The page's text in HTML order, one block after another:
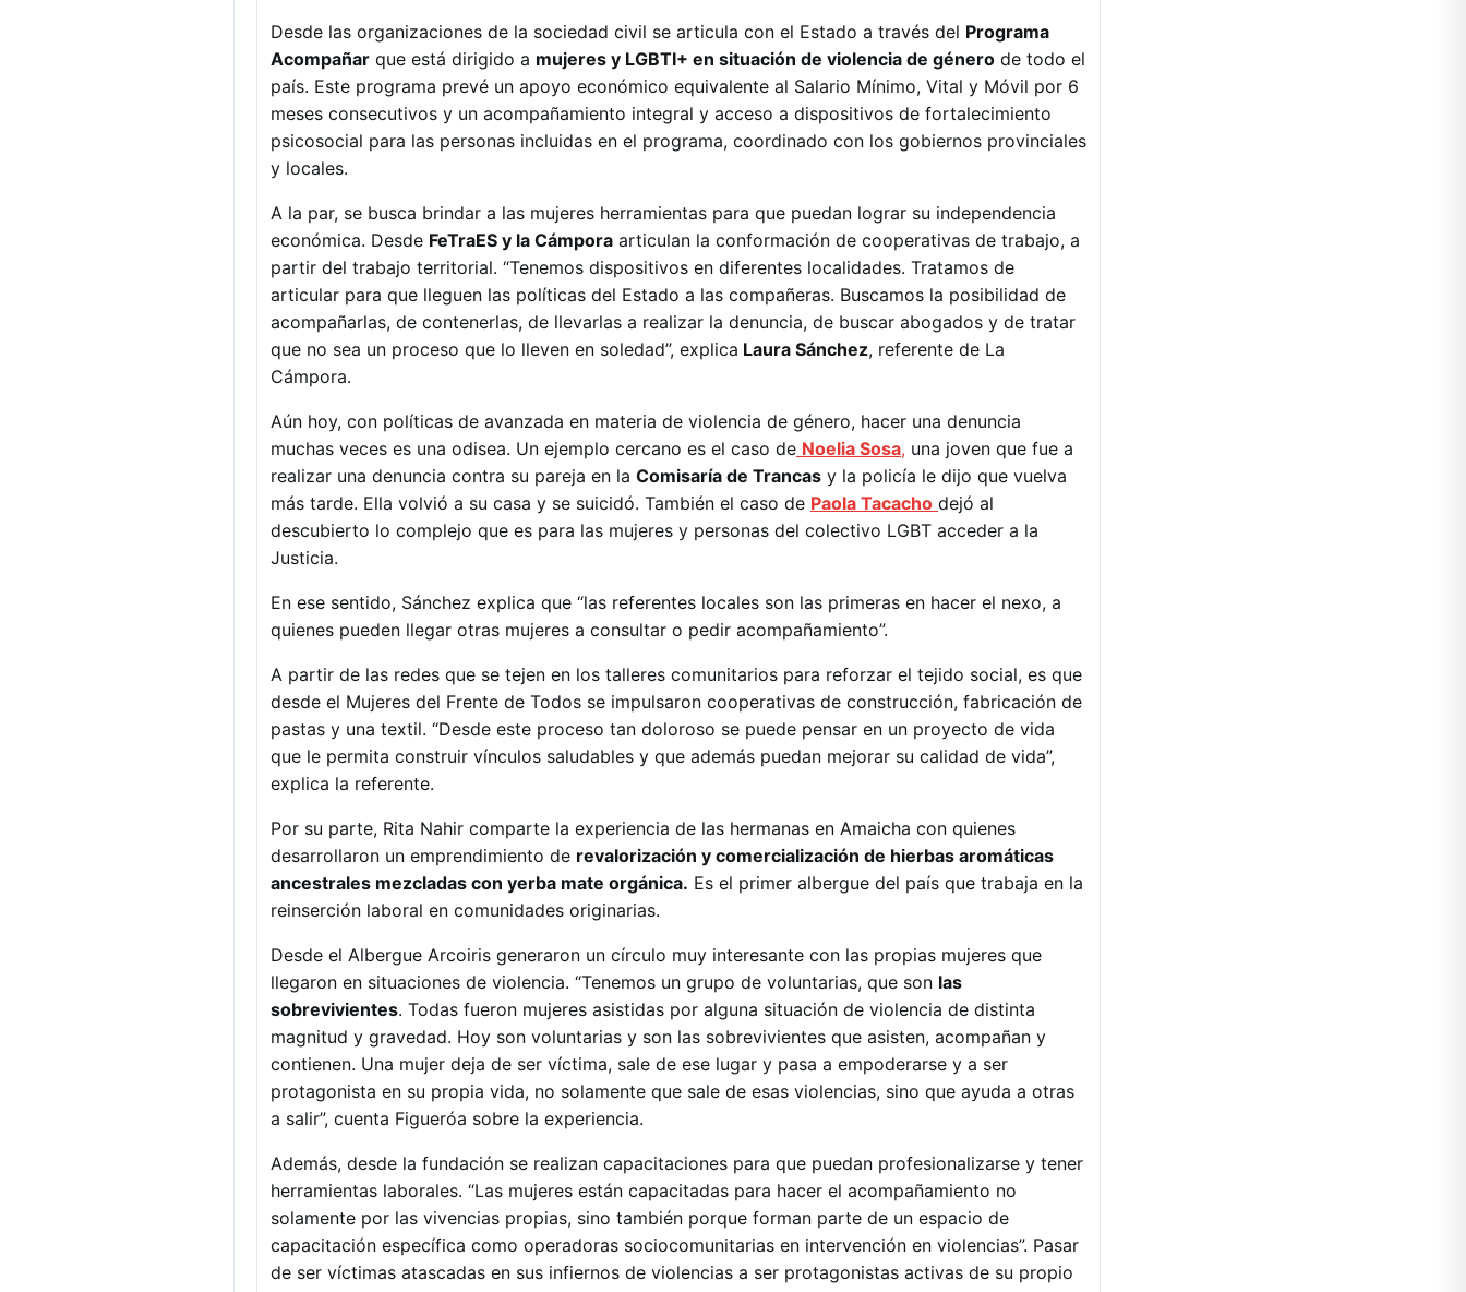
Desde las organizaciones de la sociedad civil se articula con el Estado a través del Programa
Acompañar que está dirigido a mujeres y LGBTI+ en situación de violencia de género de todo el
país. Este programa prevé un apoyo económico equivalente al Salario Mínimo, Vital y Móvil por 6
meses consecutivos y un acompañamiento integral y acceso a dispositivos de fortalecimiento
psicosocial para las personas incluidas en el programa, coordinado con los gobiernos provinciales
y locales.
A la par, se busca brindar a las mujeres herramientas para que puedan lograr su independencia
económica. Desde FeTraES y la Cámpora articulan la conformación de cooperativas de trabajo, a
partir del trabajo territorial. “Tenemos dispositivos en diferentes localidades. Tratamos de
articular para que lleguen las políticas del Estado a las compañeras. Buscamos la posibilidad de
acompañarlas, de contenerlas, de llevarlas a realizar la denuncia, de buscar abogados y de tratar
que no sea un proceso que lo lleven en soledad”, explica Laura Sánchez, referente de La
Cámpora.
Aún hoy, con políticas de avanzada en materia de violencia de género, hacer una denuncia
muchas veces es una odisea. Un ejemplo cercano es el caso de Noelia Sosa, una joven que fue a
realizar una denuncia contra su pareja en la Comisaría de Trancas y la policía le dijo que vuelva
más tarde. Ella volvió a su casa y se suicidó. También el caso de Paola Tacacho dejó al
descubierto lo complejo que es para las mujeres y personas del colectivo LGBT acceder a la
Justicia.
En ese sentido, Sánchez explica que “las referentes locales son las primeras en hacer el nexo, a
quienes pueden llegar otras mujeres a consultar o pedir acompañamiento”.
A partir de las redes que se tejen en los talleres comunitarios para reforzar el tejido social, es que
desde el Mujeres del Frente de Todos se impulsaron cooperativas de construcción, fabricación de
pastas y una textil. “Desde este proceso tan doloroso se puede pensar en un proyecto de vida
que le permita construir vínculos saludables y que además puedan mejorar su calidad de vida”,
explica la referente.
Por su parte, Rita Nahir comparte la experiencia de las hermanas en Amaicha con quienes
desarrollaron un emprendimiento de revalorización y comercialización de hierbas aromáticas
ancestrales mezcladas con yerba mate orgánica. Es el primer albergue del país que trabaja en la
reinserción laboral en comunidades originarias.
Desde el Albergue Arcoiris generaron un círculo muy interesante con las propias mujeres que
llegaron en situaciones de violencia. “Tenemos un grupo de voluntarias, que son las
sobrevivientes. Todas fueron mujeres asistidas por alguna situación de violencia de distinta
magnitud y gravedad. Hoy son voluntarias y son las sobrevivientes que asisten, acompañan y
contienen. Una mujer deja de ser víctima, sale de ese lugar y pasa a empoderarse y a ser
protagonista en su propia vida, no solamente que sale de esas violencias, sino que ayuda a otras
a salir”, cuenta Figueróa sobre la experiencia.
Además, desde la fundación se realizan capacitaciones para que puedan profesionalizarse y tener
herramientas laborales. “Las mujeres están capacitadas para hacer el acompañamiento no
solamente por las vivencias propias, sino también porque forman parte de un espacio de
capacitación específica como operadoras sociocomunitarias en intervención en violencias”. Pasar
de ser víctimas atascadas en sus infiernos de violencias a ser protagonistas activas de su propio